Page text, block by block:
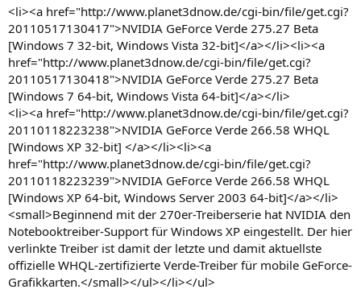
<li><a href="http://www.planet3dnow.de/cgi-bin/file/get.cgi?
20110517130417">NVIDIA GeForce Verde 275.27 Beta
[Windows 7 32-bit, Windows Vista 32-bit]</a></li><li><a
href="http://www.planet3dnow.de/cgi-bin/file/get.cgi?
20110517130418">NVIDIA GeForce Verde 275.27 Beta
[Windows 7 64-bit, Windows Vista 64-bit]</a></li>
<li><a href="http://www.planet3dnow.de/cgi-bin/file/get.cgi?
20110118223238">NVIDIA GeForce Verde 266.58 WHQL
[Windows XP 32-bit] </a></li><li><a
href="http://www.planet3dnow.de/cgi-bin/file/get.cgi?
20110118223239">NVIDIA GeForce Verde 266.58 WHQL
[Windows XP 64-bit, Windows Server 2003 64-bit]</a></li>
<small>Beginnend mit der 270er-Treiberserie hat NVIDIA den
Notebooktreiber-Support für Windows XP eingestellt. Der hier
verlinkte Treiber ist damit der letzte und damit aktuellste
offizielle WHQL-zertifizierte Verde-Treiber für mobile GeForce-
Grafikkarten.</small></ul></li></ul>